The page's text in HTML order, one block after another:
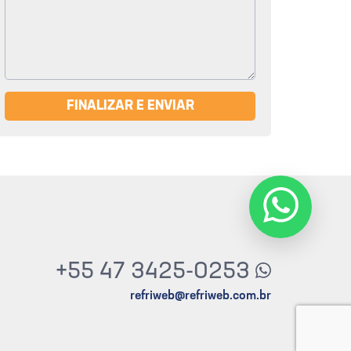
FINALIZAR E ENVIAR
+55 47 3425-0253
refriweb@refriweb.com.br